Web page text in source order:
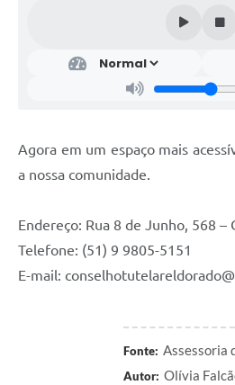
Agora em um espaço mais
a nossa comunidade.
Endereço: Rua 8 de Junho, 568 –
Telefone: (51) 9 9805-5151
E-mail:
Fonte: Assessoria
Autor: Olívia